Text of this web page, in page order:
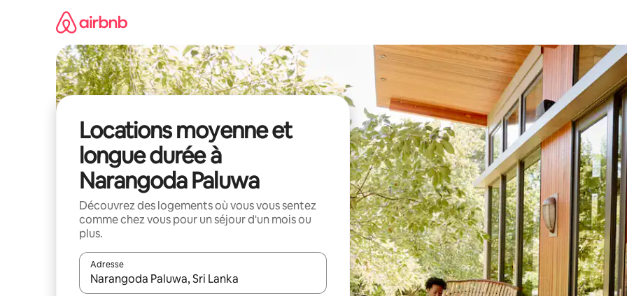
Locations moyenne et
longue durée à
Narangoda Paluwa
Découvrez des logements où vous vous sentez
comme chez vous pour un séjour d'un mois ou
plus.
Adresse
Lorsque les résultats s'affichent, utilisez les flèches vers le haut et vers le bas pour les parcourir ou en appuyant et en